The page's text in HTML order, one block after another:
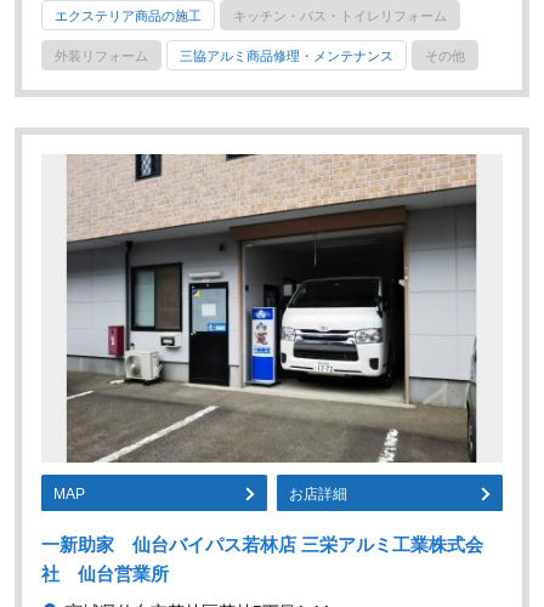
エクステリア商品の施工 キッチン・バス・トイレリフォーム
外装リフォーム 三協アルミ商品修理・メンテナンス その他
MAP お店詳細
一新助家 仙台バイパス若林店 三栄アルミ工業株式会
社 仙台営業所